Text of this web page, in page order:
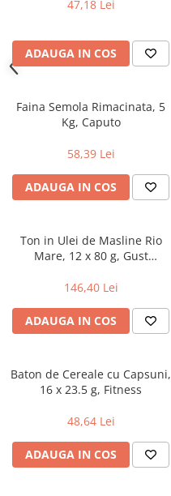
47,18 Lei
ADAUGA IN COS
Faina Semola Rimacinata, 5
Kg, Caputo
58,39 Lei
ADAUGA IN COS
Ton in Ulei de Masline Rio
Mare, 12 x 80 g, Gust
Superioara
146,40 Lei
ADAUGA IN COS
Baton de Cereale cu Capsuni,
16 x 23.5 g, Fitness
48,64 Lei
ADAUGA IN COS